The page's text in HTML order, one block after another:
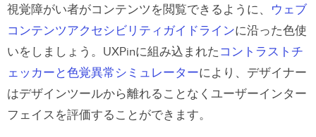
視覚障がい者がコンテンツを閲覧できるように、 ウェブ
コンテンツアクセシビリティガイドラインに沿った色使
いをしましょう。UXPinに組み込まれた コントラストチ
ェッカーと色覚異常シミュレーターにより、デザイナー
はデザインツールから離れることなくユーザーインター
フェイスを評価することができます。